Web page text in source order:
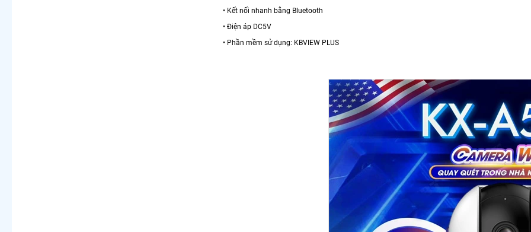
• Kết nối nhanh bằng Bluetooth
• Điện áp DC5V
• Phần mềm sử dụng: KBVIEW PLUS